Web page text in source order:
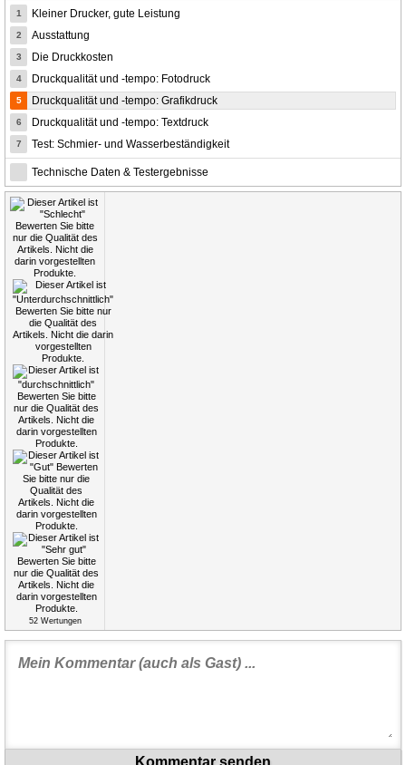
1 Kleiner Drucker, gute Leistung
2 Ausstattung
3 Die Druckkosten
4 Druckqualität und -tempo: Fotodruck
5 Druckqualität und -tempo: Grafikdruck
6 Druckqualität und -tempo: Textdruck
7 Test: Schmier- und Wasserbeständigkeit
Technische Daten & Testergebnisse
52Wertungen